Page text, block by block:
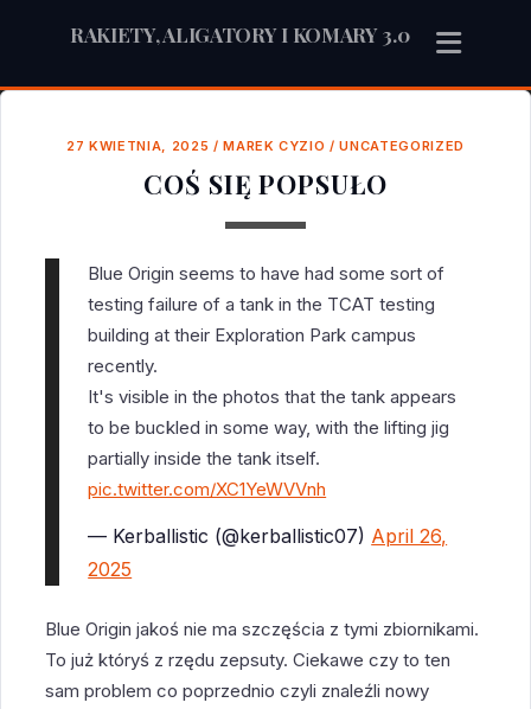
RAKIETY, ALIGATORY I KOMARY 3.0
27 KWIETNIA, 2025 /MAREK CYZIO /UNCATEGORIZED
COŚ SIĘ POPSUŁO
Blue Origin seems to have had some sort of
testing failure of a tank in the TCAT testing
building at their Exploration Park campus
recently.
It's visible in the photos that the tank appears
to be buckled in some way, with the lifting jig
partially inside the tank itself.
pic.twitter.com/XC1YeWVVnh
— Kerballistic (@kerballistic07) April 26,
2025
Blue Origin jakoś nie ma szczęścia z tymi zbiornikami.
To już któryś z rzędu zepsuty. Ciekawe czy to ten
sam problem co poprzednio czyli znaleźli nowy